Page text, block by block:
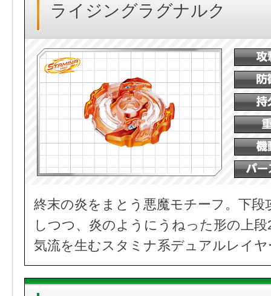
ライジングラグナルク
終末の炎をまとう悪魔モチーフ。下
しつつ、炎のようにうねった形の上
気流を生むスタミナ系デュアルレイヤ